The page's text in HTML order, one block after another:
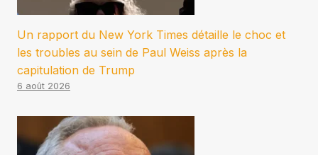
Un rapport du New York Times détaille le choc et
les troubles au sein de Paul Weiss après la
capitulation de Trump
6 août 2026